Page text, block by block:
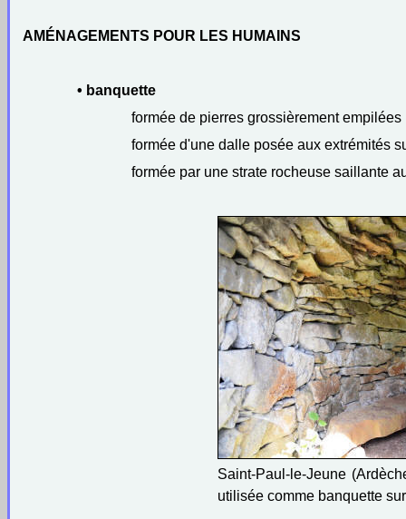
AMÉNAGEMENTS POUR LES HUMAINS
• banquette
formée de pierres grossièrement empilées
formée d'une dalle posée aux extrémités
formée par une strate rocheuse saillante
Saint-Paul-le-Jeune
utilisée comme banquette